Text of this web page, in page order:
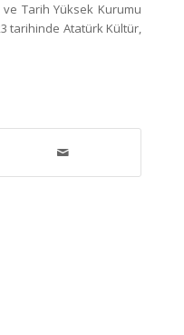
ve Tarih Yüksek Kurumu
tarihinde Atatürk Kültür,